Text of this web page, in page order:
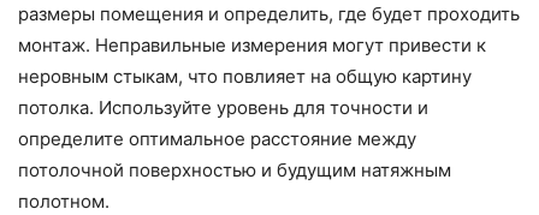
размеры помещения и определить, где будет проходить
монтаж. Неправильные измерения могут привести к
неровным стыкам, что повлияет на общую картину
потолка. Используйте уровень для точности и
определите оптимальное расстояние между
потолочной поверхностью и будущим натяжным
полотном.